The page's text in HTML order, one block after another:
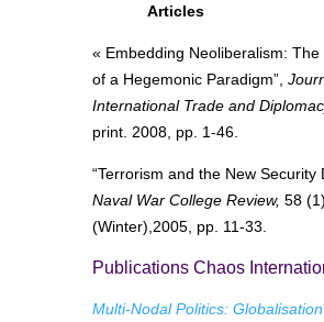
Articles
« Embedding Neoliberalism: The
of a Hegemonic Paradigm”,
International Trade and
print. 2008, pp. 1-46.
“Terrorism and the New Security
Naval War College Review, 58 (1)
(Winter),2005, pp. 11-33.
Publications Chaos
Multi-Nodal Politics: